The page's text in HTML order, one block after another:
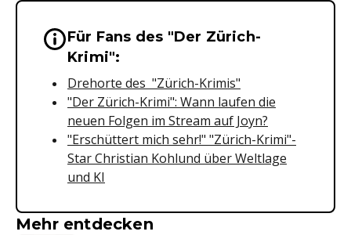
Wichtige Hinweise &
Für Fans des "Der Zürich-
Krimi":
Drehorte des "Zürich-Krimis"
"Der Zürich-Krimi": Wann laufen die
neuen Folgen im Stream auf Joyn?
"Erschüttert mich sehr!" "Zürich-Krimi"-
Star Christian Kohlund über Weltlage
und KI
Mehr entdecken